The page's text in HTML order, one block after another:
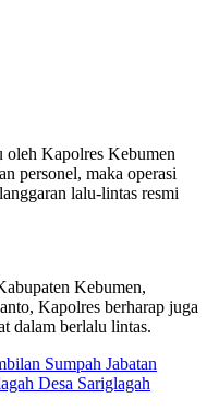
oleh Kapolres Kebumen
personel, maka operasi
lalu-lintas resmi
Kebumen,
Kapolres berharap juga
dalam berlalu lintas.
Sumpah Jabatan
Desa Sariglagah